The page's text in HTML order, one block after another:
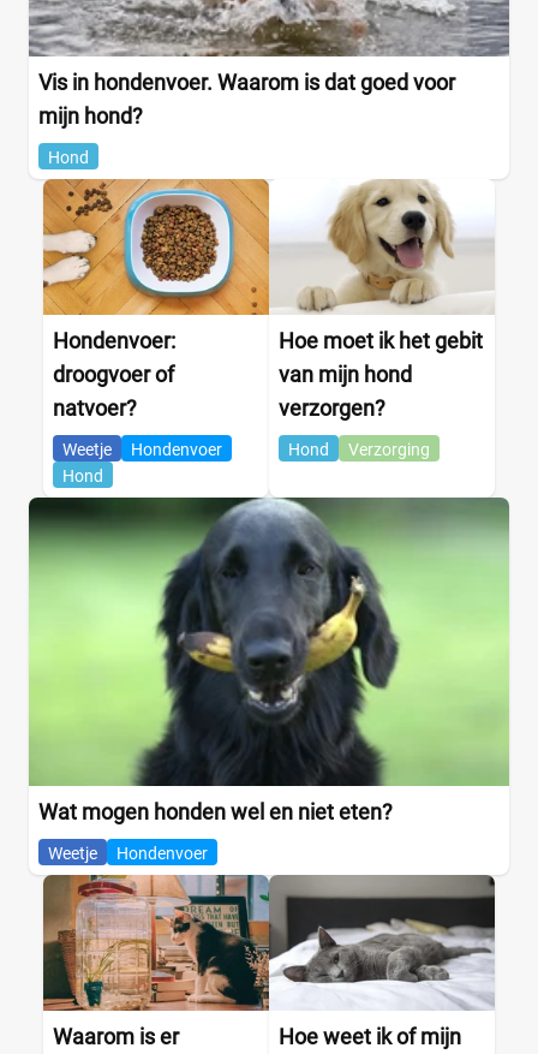
Vis in hondenvoer. Waarom is dat goed voor
mijn hond?
Hond
Hondenvoer:
droogvoer of
natvoer?
Weetje
Hondenvoer
Hond
Hoe moet ik het gebit
van mijn hond
verzorgen?
Hond Verzorging
Wat mogen honden wel en niet eten?
Weetje Hondenvoer
Waarom is er Hoe weet ik of mijn